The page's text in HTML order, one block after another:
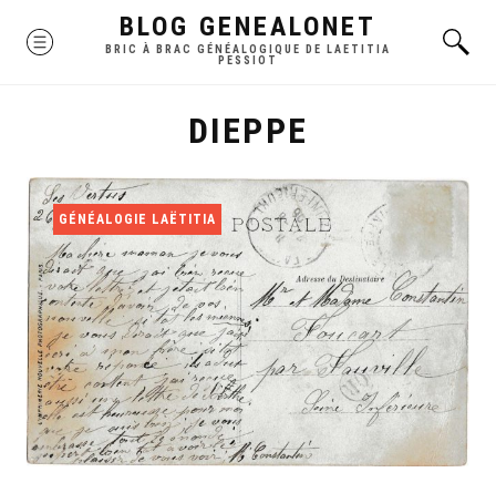
MENU BLOG GENEALONET
BRIC À BRAC GÉNÉALOGIQUE DE LAETITIA
PESSIOT
DIEPPE
GÉNÉALOGIE LAËTITIA